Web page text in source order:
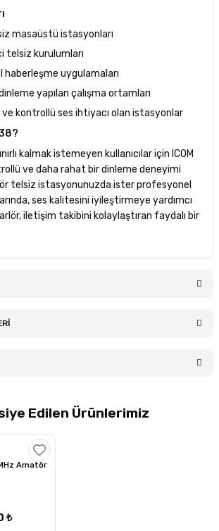
masaüstü istasyonları
telsiz kurulumları
haberleşme uygulamaları
yapılan çalışma ortamları
kontrollü ses ihtiyacı olan istasyonlar
kalmak istemeyen kullanıcılar için ICOM
ve daha rahat bir dinleme deneyimi
telsiz istasyonunuzda ister profesyonel
ses kalitesini iyileştirmeye yardımcı
iletişim takibini kolaylaştıran faydalı bir
resim, ürün açıklamalarında ve diğer
gördüğünüz noktaları öneri formunu
iletebilirsiniz.
için teşekkür ederiz.
bozuk veya görüntülenemiyor.
hatalar bulunuyor.
Edilen Ürünlerimiz
Amatör
₺